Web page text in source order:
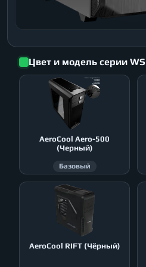
Цвет и модель серии
AeroСool Aero-500
(Черный)
Базовый
AeroСool RIFT (Чёрный)